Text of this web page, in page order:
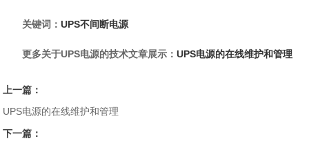
关键词：UPS不间断电源
更多关于UPS电源的技术文章展示：UPS电源的在线维护和管理
上一篇：
UPS电源的在线维护和管理
下一篇：